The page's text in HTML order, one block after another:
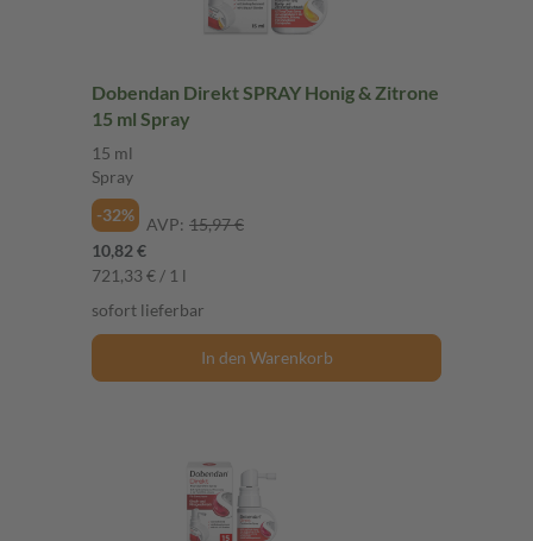
Dobendan Direkt SPRAY Honig & Zitrone
15 ml Spray
15 ml
Spray
-32%
AVP: 15,97 €
10,82 €
721,33 € / 1 l
sofort lieferbar
In den Warenkorb